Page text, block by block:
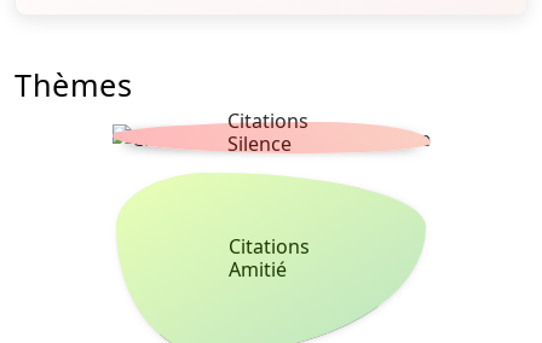
Thèmes
Citations
Silence
Citations
Amitié